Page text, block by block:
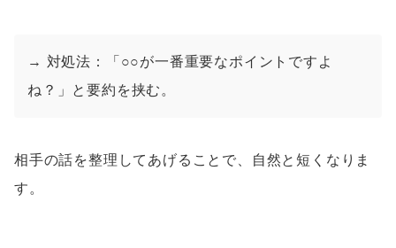
→ 対処法：「○○が一番重要なポイントですよ
ね？」と要約を挟む。
相手の話を整理してあげることで、自然と短くなりま
す。